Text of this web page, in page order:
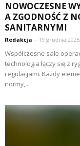
NOWOCZESNE
A ZGODNOŚĆ Z
SANITARNYMI
Redakcja - 19 grudnia 2025
Współczesne sale
technologia łączy się z
regulacjami. Każdy
normy,...